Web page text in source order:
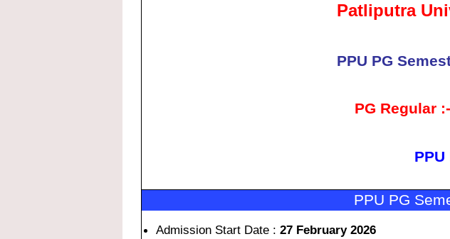
Patliputra
PPU PG
PG Regular
PPU PG
Admission Start Date : 27 February 2026